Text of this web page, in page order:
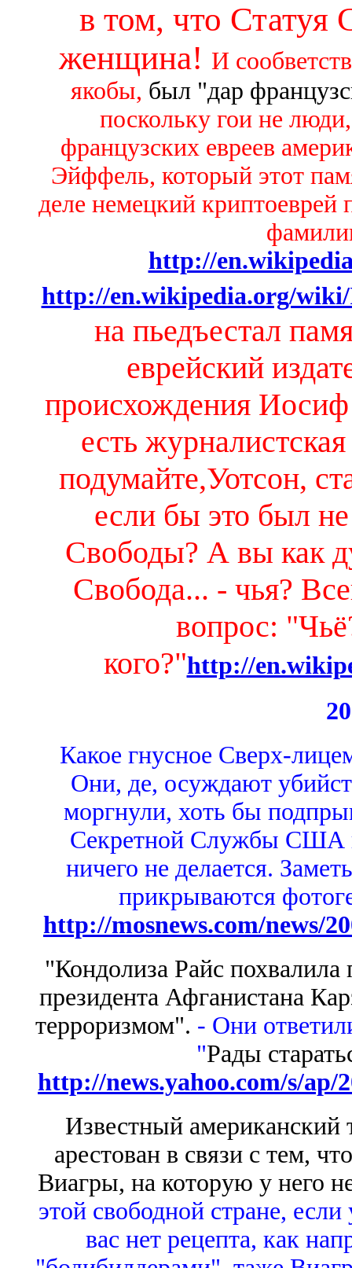
в том, что Статуя
женщина! И
якобы, был "дар
поскольку гои не
французских евреев
Эйффель, который этот
деле немецкий
http://
http://en.wikipedia.org/
на пьедъестал
еврейский
происхождения
есть
подумайте,Уотсон,
если бы это был
Свободы? А вы как
Свобода... - чья?
вопрос:
кого?"http://
Какое гнусное Сверх-
Они, де, осуждают
моргнули, хоть бы
Секретной Службы США
ничего не делается.
прикрываются
http://mosnews.com/news/
"Кондолиза Райс
президента Афганистана
терроризмом". - Они
"Рады
http://news.yahoo.com/s/ap/
Известный
арестован в связи с тем,
Виагры, на которую у него
этой свободной стране,
вас нет рецепта, как